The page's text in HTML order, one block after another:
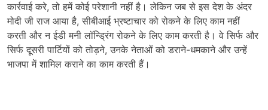
कार्रवाई करे, तो हमें कोई परेशानी नहीं है। लेकिन जब से इस देश के अंदर
मोदी जी राज आया है, सीबीआई भ्रष्टाचार को रोकने के लिए काम नहीं
करती और न ईडी मनी लॉन्ड्रिंग रोकने के लिए काम करती है। वे सिर्फ और
सिर्फ दूसरी पार्टियों को तोड़ने, उनके नेताओं को डराने-धमकाने और उन्हें
भाजपा में शामिल कराने का काम करती हैं।